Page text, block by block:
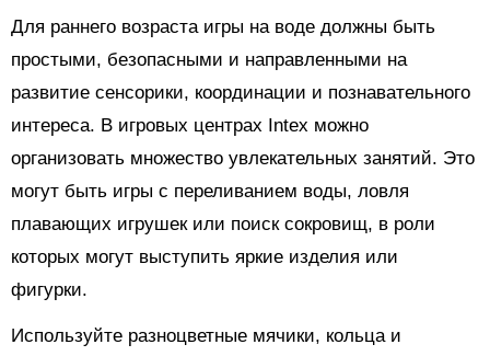
Для раннего возраста игры на воде должны быть
простыми, безопасными и направленными на
развитие сенсорики, координации и познавательного
интереса. В игровых центрах Intex можно
организовать множество увлекательных занятий. Это
могут быть игры с переливанием воды, ловля
плавающих игрушек или поиск сокровищ, в роли
которых могут выступить яркие изделия или
фигурки.
Используйте разноцветные мячики, кольца и